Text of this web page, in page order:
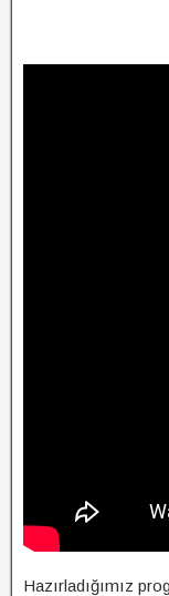
Hazırladığımız